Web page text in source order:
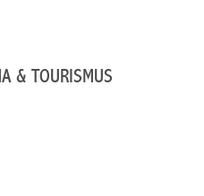
& TOURISMUS